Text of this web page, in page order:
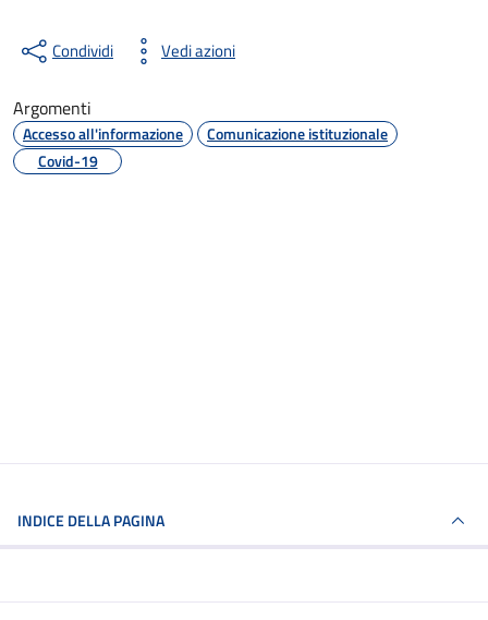
Condividi Vedi azioni
Argomenti
Accesso all'informazione
Comunicazione istituzionale
Covid-19
INDICE DELLA PAGINA